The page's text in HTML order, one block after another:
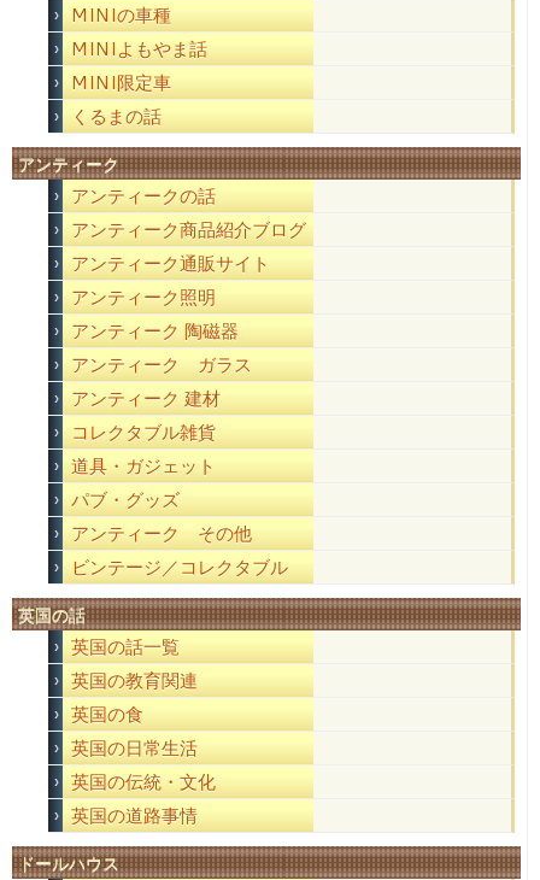
MINIの車種
MINIよもやま話
MINI限定車
くるまの話
アンティーク
アンティークの話
アンティーク商品紹介ブログ
アンティーク通販サイト
アンティーク照明
アンティーク 陶磁器
アンティーク ガラス
アンティーク 建材
コレクタブル雑貨
道具・ガジェット
パブ・グッズ
アンティーク その他
ビンテージ／コレクタブル
英国の話
英国の話一覧
英国の教育関連
英国の食
英国の日常生活
英国の伝統・文化
英国の道路事情
ドールハウス